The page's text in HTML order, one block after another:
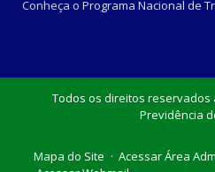
Conheça o Programa Nacional de
Todos os direitos reservados
Previdência
Mapa do Site
Acessar Área